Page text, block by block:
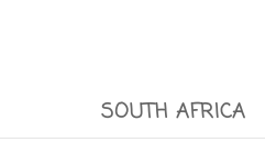
SOUTH AFRICA